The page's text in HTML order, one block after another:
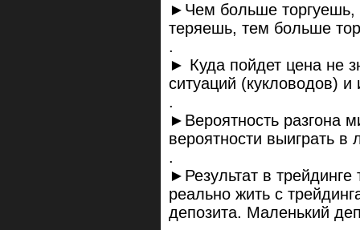
►Чем больше
теряешь, тем больше
.
► Куда пойдет цена не
ситуаций (кукловодов)
.
►Вероятность разгона
вероятности выиграть в
.
►Результат в
реально жить с
депозита. Маленький